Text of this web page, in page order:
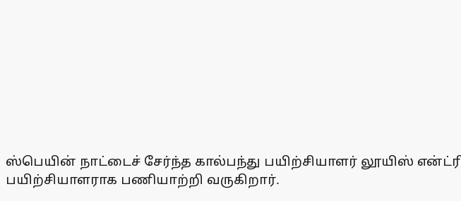
ஸ்பெயின் நாட்டைச் சேர்ந்த கால்பந்து பயிற்சியாளர் லூயிஸ்
பயிற்சியாளராக பணியாற்றி வருகிறார்.